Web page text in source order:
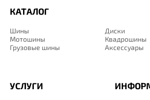
КАТАЛОГ
Шины
Диски
Мотошины
Квадрошины
Грузовые шины
Аксессуары
УСЛУГИ